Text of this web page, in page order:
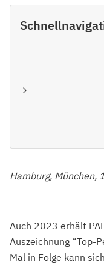
Hamburg, München,
Auch 2023 erhält
Auszeichnung “Top-
Mal in Folge kann